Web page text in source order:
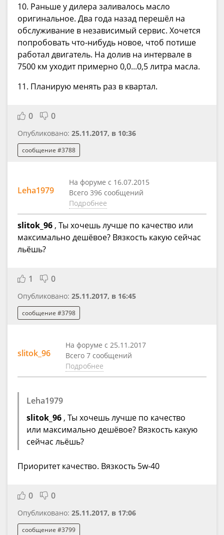
10. Раньше у дилера заливалось масло
оригинальное. Два года назад перешёл на
обслуживание в независимый сервис. Хочется
попробовать что-нибудь новое, чтоб потише
работал двигатель. На долив на интервале в
7500 км уходит примерно 0,0...0,5 литра масла.
11. Планирую менять раз в квартал.
0 0
Опубликовано: 25.11.2017, в 10:36
сообщение #3788
Leha1979
На форуме с 16.07.2015
Всего 396 сообщений
Подробнее
slitok_96 , Ты хочешь лучше по качество или
максимально дешёвое? Вязкость какую сейчас
льёшь?
1 0
Опубликовано: 25.11.2017, в 16:45
сообщение #3798
slitok_96
На форуме с 25.11.2017
Всего 7 сообщений
Подробнее
Leha1979
slitok_96, Ты хочешь лучше по качество
или максимально дешёвое? Вязкость какую
сейчас льёшь?
Приоритет качество. Вязкость 5w-40
0 0
Опубликовано: 25.11.2017, в 17:06
сообщение #3799